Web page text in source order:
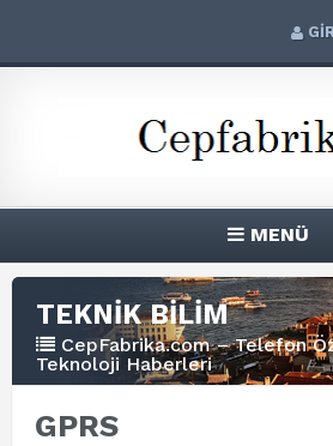
MENÜ
TEKNİK BİLİM
CepFabrika.com – Telefon
Teknoloji Haberleri
GPRS